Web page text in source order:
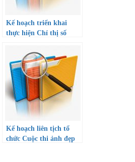
Kế hoạch triển khai
thực hiện Chỉ thị số
tháng 6 năm 2022 của
Thủ tướng Chính phủ
về việc tăng cường triển
khai công tác xây dựng
văn hóa học đường
Kế hoạch liên tịch tổ
chức Cuộc thi ảnh đẹp